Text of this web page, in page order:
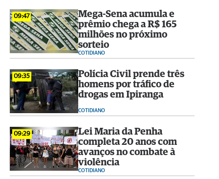
09:47
Mega-Sena acumula e
prêmio chega a R$ 165
milhões no próximo
sorteio
COTIDIANO
09:35
Polícia Civil prende três
homens por tráfico de
drogas em Ipiranga
COTIDIANO
09:29
Lei Maria da Penha
completa 20 anos com
avanços no combate à
violência
COTIDIANO